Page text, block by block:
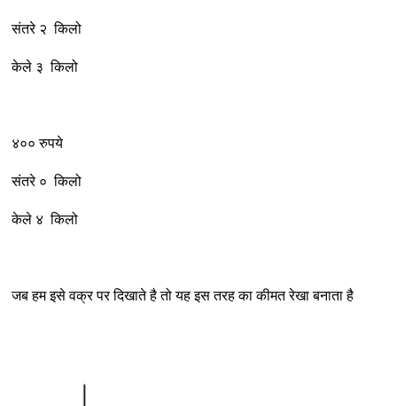
संतरे २ किलो
केले ३ किलो
४०० रुपये
संतरे ० किलो
केले ४ किलो
जब हम इसे वक्र पर दिखाते है तो यह इस तरह का कीमत रेखा बनाता है